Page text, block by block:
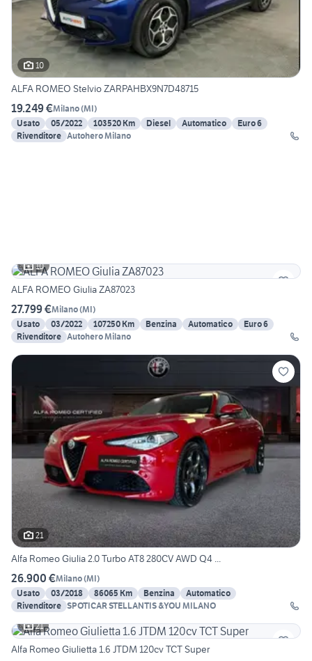
10
ALFA ROMEO Stelvio ZARPAHBX9N7D48715
19.249 €Milano(MI)
Usato
05/2022 103520 Km Diesel Automatico
Euro 6
Rivenditore Autohero Milano
10
ALFA ROMEO Giulia ZA87023
27.799 €Milano(MI)
Usato
03/2022 107250 Km Benzina Automatico
Euro 6
Rivenditore Autohero Milano
21
Alfa Romeo Giulia 2.0 Turbo AT8 280CV AWD Q4 ...
26.900 €Milano(MI)
Usato
03/2018 86065 Km Benzina
Automatico
Rivenditore SPOTICAR STELLANTIS &YOU MILANO
21
Alfa Romeo Giulietta 1.6 JTDM 120cv TCT Super